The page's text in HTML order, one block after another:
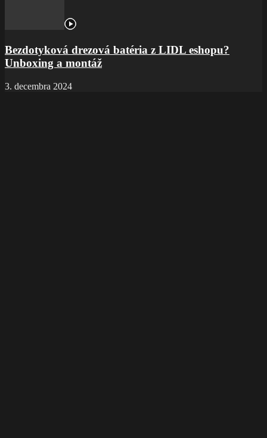
Bezdotyková drezová batéria z LIDL eshopu?
Unboxing a montáž
3. decembra 2024